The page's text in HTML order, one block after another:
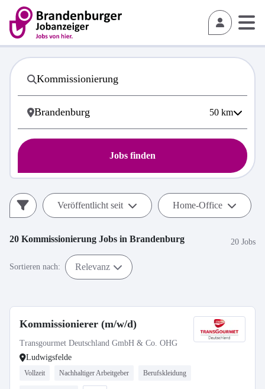
50 km
Jobs finden
Veröffentlicht seit Home-Office
20 Kommissionierung Jobs in Brandenburg 20 Jobs
Sortieren nach: Relevanz
Kommissionierer (m/w/d)
Transgourmet Deutschland GmbH & Co. OHG
Ludwigsfelde
Vollzeit Nachhaltiger Arbeitgeber Berufskleidung